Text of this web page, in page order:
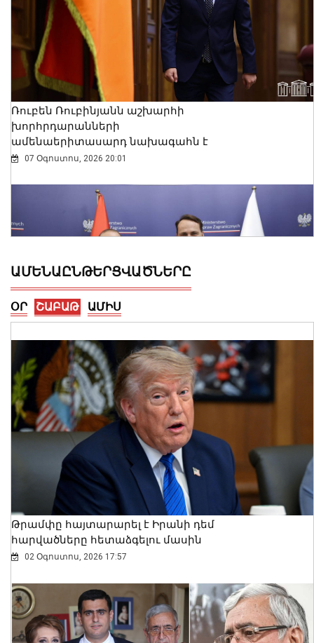
Ռուբեն Ռուբինյանն աշխարհի
խորհրդարանների
ամենաերիտասարդ նախագահն է
07 Օգոստոս, 2026 20:01
Լեհաստանը կշարունակի աջակցել
Հայաստանին. ԱԳ նախարարը
շնորհավորել է Արարատ Միրզոյանին
07 Օգոստոս, 2026 19:54
ԱՄԵՆԱԸՆԹԵՐՑՎԱԾՆԵՐԸ
ՕՐ ՇԱԲԱԹ ԱՄԻՍ
Թրամփը հայտարարել է Իրանի դեմ
հարվածները հետաձգելու մասին
02 Օգոստոս, 2026 17:57